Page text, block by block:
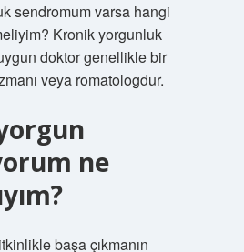
sendromum varsa hangi
Kronik yorgunluk
doktor genellikle bir
veya romatologdur.
ne
başa çıkmanın